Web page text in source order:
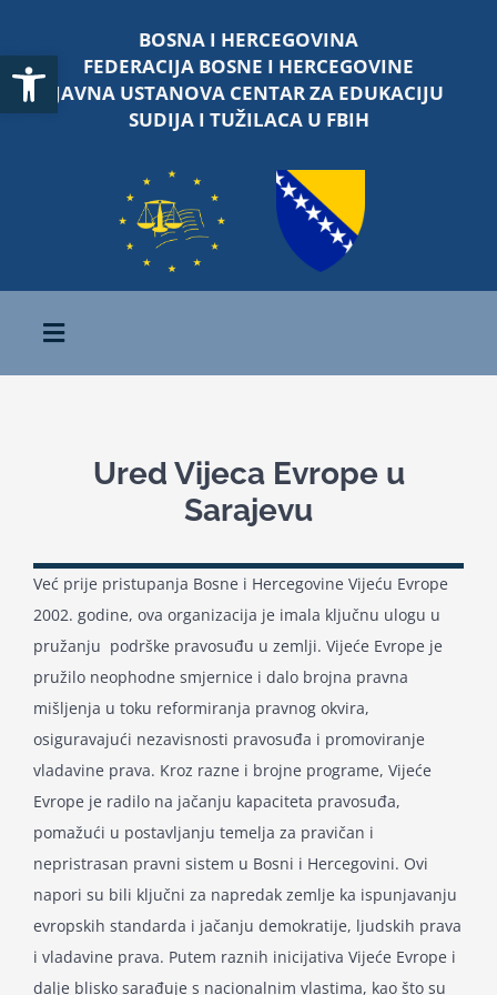
Open toolbar
content
BOSNA I HERCEGOVINA
FEDERACIJA BOSNE I HERCEGOVINE
JAVNA USTANOVA CENTAR ZA EDUKACIJU
SUDIJA I TUŽILACA U FBIH
Toggle
Navigation
O nama
Kalendar aktivnosti
Edukativni materijali
Publikacije
Projekti
Novosti
Kontakt
Search
Ured Vijeca Evrope u
Sarajevu
Već prije pristupanja Bosne i Hercegovine Vijeću Evrope
2002. godine, ova organizacija je imala ključnu ulogu u
pružanju podrške pravosuđu u zemlji. Vijeće Evrope je
pružilo neophodne smjernice i dalo brojna pravna
mišljenja u toku reformiranja pravnog okvira,
osiguravajući nezavisnosti pravosuđa i promoviranje
vladavine prava. Kroz razne i brojne programe, Vijeće
Evrope je radilo na jačanju kapaciteta pravosuđa,
pomažući u postavljanju temelja za pravičan i
nepristrasan pravni sistem u Bosni i Hercegovini. Ovi
napori su bili ključni za napredak zemlje ka ispunjavanju
evropskih standarda i jačanju demokratije, ljudskih prava
i vladavine prava. Putem raznih inicijativa Vijeće Evrope i
dalje blisko sarađuje s nacionalnim vlastima, kao što su